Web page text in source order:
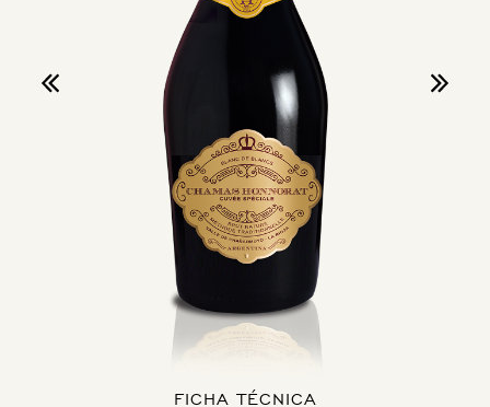
FICHA TÉCNICA